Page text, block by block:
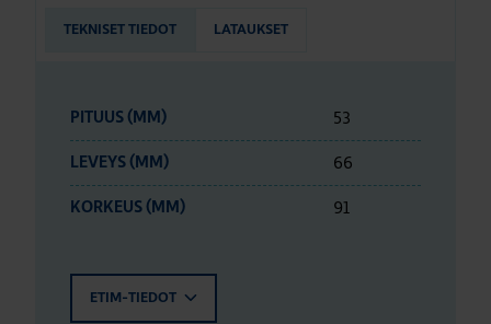
TEKNISET TIEDOT LATAUKSET
PITUUS (MM) 53
LEVEYS (MM) 66
KORKEUS (MM) 91
ETIM-TIEDOT